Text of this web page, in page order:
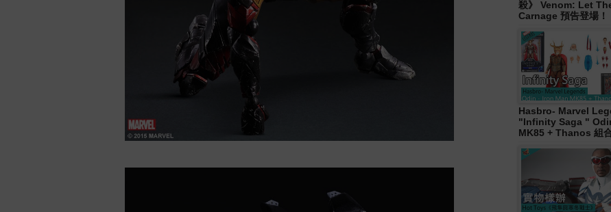
殺》 Venom: Let
Carnage 預告登場！
Hasbro- Marvel
"Infinity Saga "
MK85 + Thanos 組